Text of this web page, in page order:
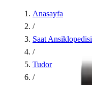
Anasayfa
/
Saat Ansiklopedisi
/
Tudor
/